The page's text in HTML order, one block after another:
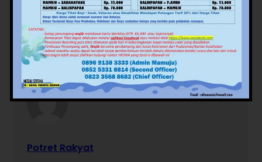
Views: 68
Facebook Twitter Pinterest Mail WhatsApp
Potret Rakyat